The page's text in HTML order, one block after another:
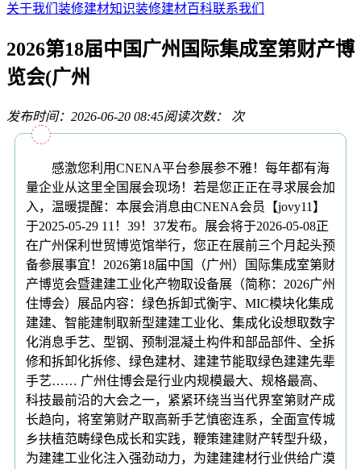
关于我们 装修建材知识装修建材百科联系我们
2026第18届中国广州国际集成室第财产博
览会(广州
发布时间：2026-06-20 08:45阅读次数： 次
感激您利用CNENA平台参展参不雅！每年都有海
量企业从这里全国展会现场！若是您正正在寻求展会加
入，温暖提醒：本展会消息由CNENA会员【jovy11】
于2025-05-29 11！39！37发布。展会将于2026-05-08正
在广州保利世贸博览馆举行，您正在展前三个月起头预
备参展事宜！2026第18届中国（广州）国际集成室第财
产博览会暨建建工业化产物取设备展（简称：2026广州
住博会）展品内容：绿色拆卸式衡宇、MIC模块化集成
建建、智能建制取新型建建工业化、集成化设想取数字
化消息手艺、型钢、预制混凝土构件和部品部件、全拆
修和拆卸化拆修、绿色建材、建建节能取绿色建建先辈
手艺…… 广州住博会是行业内规模最大、规格最高、
科技最前沿的大会之一，紧紧环绕当当代界室第财产成
长趋向，将室第财产取高新手艺慎密连系，全面宣传城
乡扶植范畴绿色成长和实践，鞭策建建财产转型升级，
为建建工业化注入强劲动力，为建建建材行业供给广漠